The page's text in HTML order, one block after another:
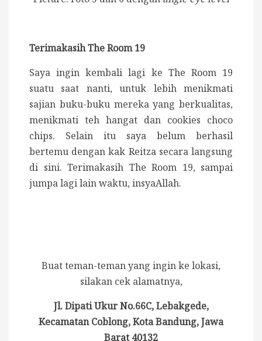
Terimakasih The Room 19
Saya ingin kembali lagi ke The Room 19
suatu saat nanti, untuk lebih menikmati
sajian buku-buku mereka yang berkualitas,
menikmati teh hangat dan cookies choco
chips. Selain itu saya belum berhasil
bertemu dengan kak Reitza secara langsung
di sini. Terimakasih The Room 19, sampai
jumpa lagi lain waktu, insyaAllah.
Buat teman-teman yang ingin ke lokasi,
silakan cek alamatnya,
Jl. Dipati Ukur No.66C, Lebakgede,
Kecamatan Coblong, Kota Bandung, Jawa
Barat 40132